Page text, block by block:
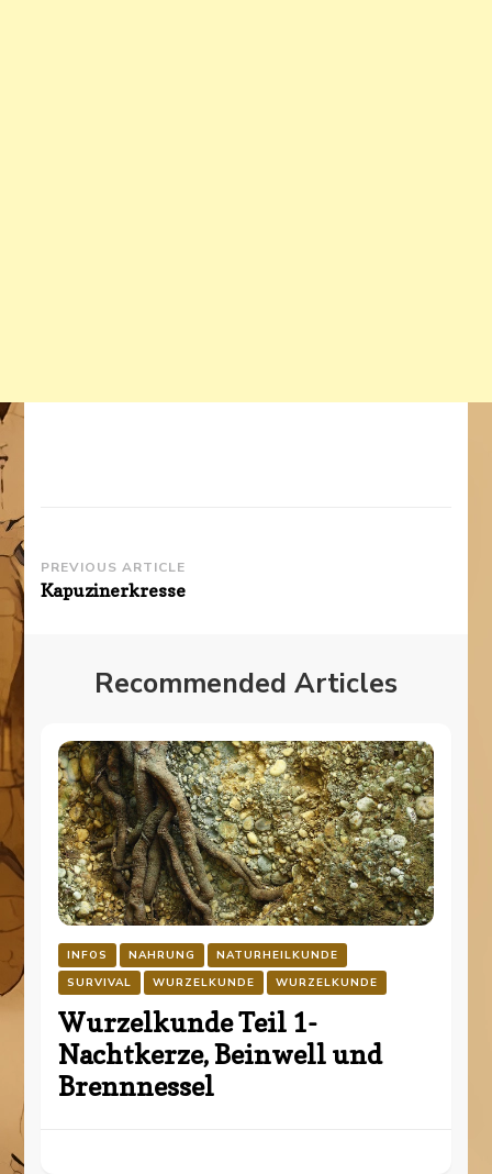
Post
Navigation
PREVIOUS ARTICLE
Kapuzinerkresse
Recommended Articles
INFOS NAHRUNG
NATURHEILKUNDE
SURVIVAL
WURZELKUNDE WURZELKUNDE
Wurzelkunde Teil 1-
Nachtkerze, Beinwell und
Brennnessel